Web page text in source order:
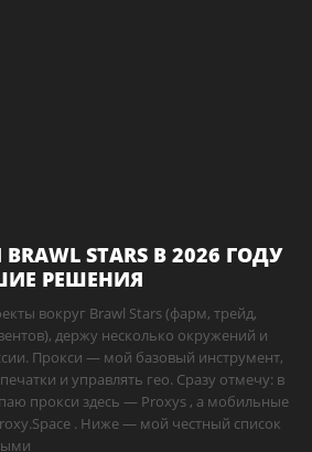
STARS В 2026 ГОДУ
РЕШЕНИЯ
вокруг Brawl Stars (фарм, трейд,
держу несколько окружений и
Прокси — мой базовый инструмент,
и управлять гео. Сразу отмечу: в
прокси здесь — Proxys , а мобильные
. Ниже — мой честный список